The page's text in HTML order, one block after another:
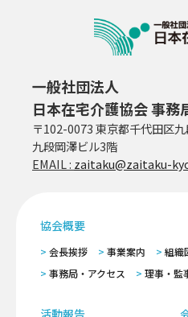
一般社団法人
日本在宅介護協会 事務
〒102-0073 東京都千代田区
九段岡澤ビル3階
EMAIL : zaitaku@zaitaku-
協会概要
会長挨拶 事業案内 組織
事務局・アクセス
理事・監
活動報告